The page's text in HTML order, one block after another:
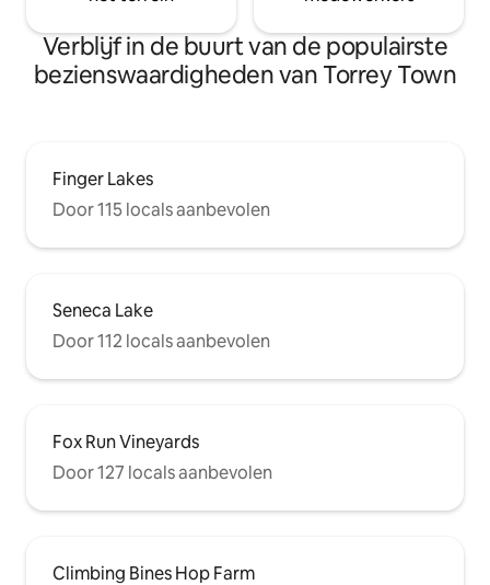
Verblijf in de buurt van de populairste
bezienswaardigheden van Torrey Town
Finger Lakes
Door 115 locals aanbevolen
Seneca Lake
Door 112 locals aanbevolen
Fox Run Vineyards
Door 127 locals aanbevolen
Climbing Bines Hop Farm